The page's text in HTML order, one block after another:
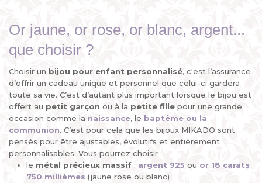
Or jaune, or rose, or blanc, argent...
que choisir ?
Choisir un bijou pour enfant personnalisé, c'est l’assurance
d’offrir un cadeau unique et personnel que celui-ci gardera
toute sa vie. C’est d’autant plus important lorsque le bijou est
offert au petit garçon ou à la petite fille pour une grande
occasion comme la naissance, le baptême ou la
communion. C’est pour cela que les bijoux MIKADO sont
pensés pour être ajustables, évolutifs et entièrement
personnalisables. Vous pourrez choisir :
le métal précieux massif : argent 925 ou or 18 carats
750 millièmes (jaune rose ou blanc)